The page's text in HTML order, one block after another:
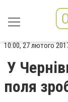
10:00, 27 лютого
У
поля